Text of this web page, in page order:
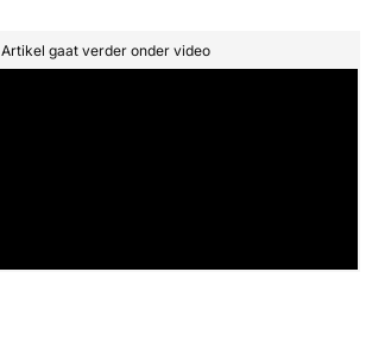
Artikel gaat verder onder video